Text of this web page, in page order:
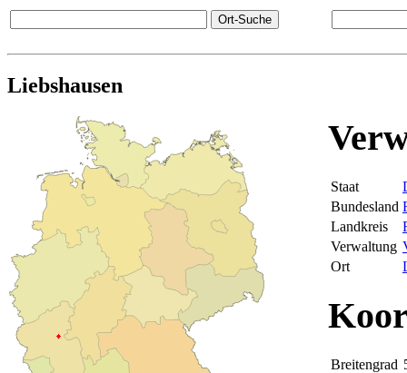
Liebshausen
Staat
Bundesland
Landkreis
Verwaltung
Ort
Breitengrad